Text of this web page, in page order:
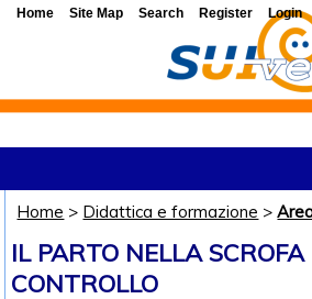
Home > Didattica e formazione >
IL PARTO NELLA
CONTROLLO
Home Site Map Search Register Login